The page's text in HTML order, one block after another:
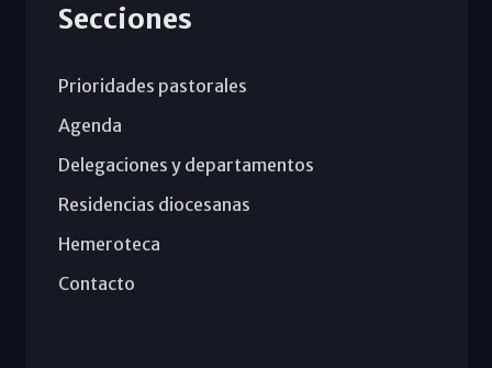
Secciones
Prioridades pastorales
Agenda
Delegaciones y departamentos
Residencias diocesanas
Hemeroteca
Contacto